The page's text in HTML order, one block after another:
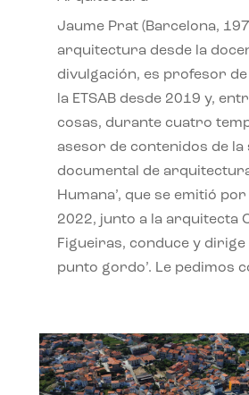
Jaume Prat (Barcelona,
arquitectura desde la
divulgación, es profesor
la ETSAB desde 2019 y,
cosas, durante cuatro
asesor de contenidos de la
documental de arquitectura
Humana’, que se emitió por
2022, junto a la arquitecta
Figueiras, conduce y dirige
punto gordo’. Le pedimos